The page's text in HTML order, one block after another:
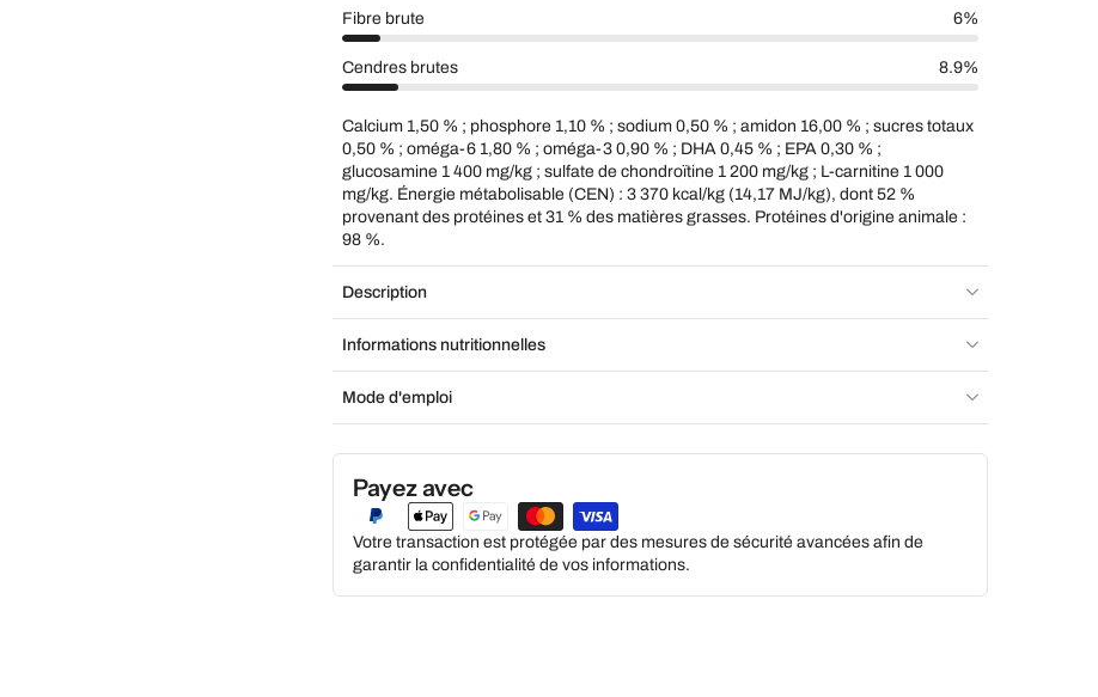
Fibre brute 6%
Cendres brutes 8.9%
Calcium 1,50 % ; phosphore 1,10 % ; sodium 0,50 % ; amidon 16,00 % ; sucres totaux
0,50 % ; oméga-6 1,80 % ; oméga-3 0,90 % ; DHA 0,45 % ; EPA 0,30 % ;
glucosamine 1 400 mg/kg ; sulfate de chondroïtine 1 200 mg/kg ; L-carnitine 1 000
mg/kg. Énergie métabolisable (CEN) : 3 370 kcal/kg (14,17 MJ/kg), dont 52 %
provenant des protéines et 31 % des matières grasses. Protéines d'origine animale :
98 %.
Description
Informations nutritionnelles
Mode d'emploi
Payez avec
Votre transaction est protégée par des mesures de sécurité avancées afin de
garantir la confidentialité de vos informations.